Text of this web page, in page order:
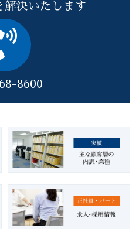
解決いたします
8600